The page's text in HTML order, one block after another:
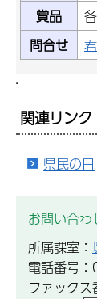
賞品
問合せ
関連リンク
県民の日
お問い合わ
所属課室：
電話番号
ファック